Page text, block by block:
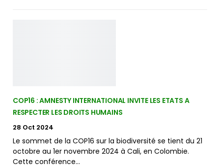
COP16 : AMNESTY INTERNATIONAL INVITE LES ETATS A
RESPECTER LES DROITS HUMAINS
28 Oct 2024
Le sommet de la COP16 sur la biodiversité se tient du 21
octobre au 1er novembre 2024 à Cali, en Colombie.
Cette conférence…